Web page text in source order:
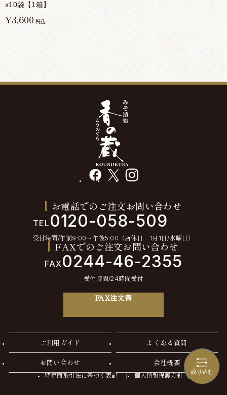
絞り込む
x10袋【1箱】
¥3,600 税込
facebook instagram
お電話でのご注文お問い合わせ
TEL 0120-058-509
受付時間/午前9:00〜午後5:00（店休日：1月1日/水曜日）
FAXでのご注文お問い合わせ
FAX 0244-46-2355
受付時間/24時間受付
FAX注文書
ご利用ガイド よくある質問
お問い合わせ 会社概要
特定商取引法に基づく表記 個人情報保護方針